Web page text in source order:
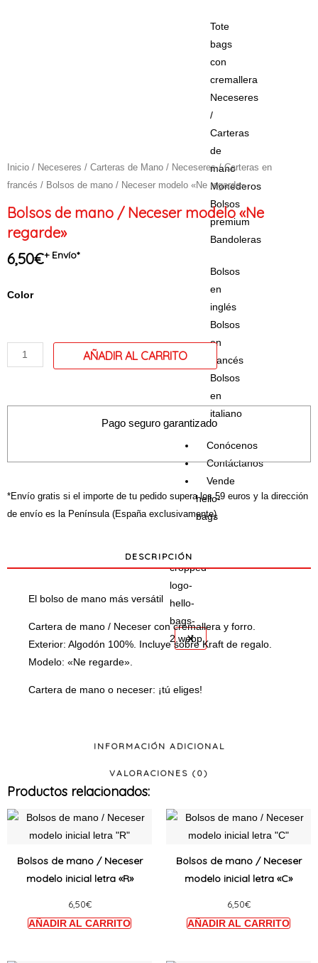
Tote
bags
con
cremallera
Neceseres
/
Carteras
de
mano
Monederos
Bolsos
premium
Bandoleras
Bolsos
en
inglés
Bolsos
en
francés
Bolsos
en
italiano
Conócenos
Contáctanos
Vende
hello-
bags
X
Inicio / Neceseres / Carteras de Mano / Neceseres / Carteras en
francés / Bolsos de mano / Neceser modelo «Ne regarde»
Bolsos de mano / Neceser modelo «Ne
regarde»
6,50€+ Envío*
Color
Bolsos
/
Pago seguro garantizado
*Envío gratis si el importe de tu pedido supera los 59 euros y la dirección
de envío es la Península (España exclusivamente)
DESCRIPCIÓN
INFORMACIÓN ADICIONAL
VALORACIONES (0)
El bolso de mano más versátil
Cartera de mano / Neceser con cremallera y forro.
Exterior: Algodón 100%. Incluye sobre Kraft de regalo.
Modelo: «Ne regarde».
Cartera de mano o neceser: ¡tú eliges!
Productos relacionados:
Bolsos de mano / Neceser
modelo inicial letra «R»
6,50€
Este
opciones
Bolsos de mano / Neceser
modelo inicial letra «C»
6,50€
Este